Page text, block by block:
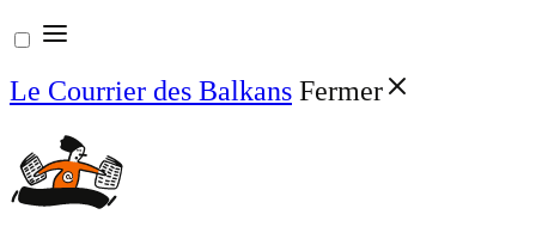
Aller
au
contenu
Le Courrier des Balkans Fermer